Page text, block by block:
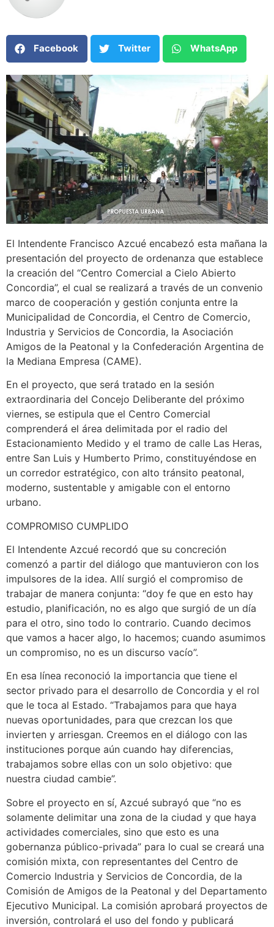
Facebook Twitter WhatsApp
El Intendente Francisco Azcué encabezó esta mañana la
presentación del proyecto de ordenanza que establece
la creación del “Centro Comercial a Cielo Abierto
Concordia”, el cual se realizará a través de un convenio
marco de cooperación y gestión conjunta entre la
Municipalidad de Concordia, el Centro de Comercio,
Industria y Servicios de Concordia, la Asociación
Amigos de la Peatonal y la Confederación Argentina de
la Mediana Empresa (CAME).
En el proyecto, que será tratado en la sesión
extraordinaria del Concejo Deliberante del próximo
viernes, se estipula que el Centro Comercial
comprenderá el área delimitada por el radio del
Estacionamiento Medido y el tramo de calle Las Heras,
entre San Luis y Humberto Primo, constituyéndose en
un corredor estratégico, con alto tránsito peatonal,
moderno, sustentable y amigable con el entorno
urbano.
COMPROMISO CUMPLIDO
El Intendente Azcué recordó que su concreción
comenzó a partir del diálogo que mantuvieron con los
impulsores de la idea. Allí surgió el compromiso de
trabajar de manera conjunta: “doy fe que en esto hay
estudio, planificación, no es algo que surgió de un día
para el otro, sino todo lo contrario. Cuando decimos
que vamos a hacer algo, lo hacemos; cuando asumimos
un compromiso, no es un discurso vacío”.
En esa línea reconoció la importancia que tiene el
sector privado para el desarrollo de Concordia y el rol
que le toca al Estado. “Trabajamos para que haya
nuevas oportunidades, para que crezcan los que
invierten y arriesgan. Creemos en el diálogo con las
instituciones porque aún cuando hay diferencias,
trabajamos sobre ellas con un solo objetivo: que
nuestra ciudad cambie”.
Sobre el proyecto en sí, Azcué subrayó que “no es
solamente delimitar una zona de la ciudad y que haya
actividades comerciales, sino que esto es una
gobernanza público-privada” para lo cual se creará una
comisión mixta, con representantes del Centro de
Comercio Industria y Servicios de Concordia, de la
Comisión de Amigos de la Peatonal y del Departamento
Ejecutivo Municipal. La comisión aprobará proyectos de
inversión, controlará el uso del fondo y publicará